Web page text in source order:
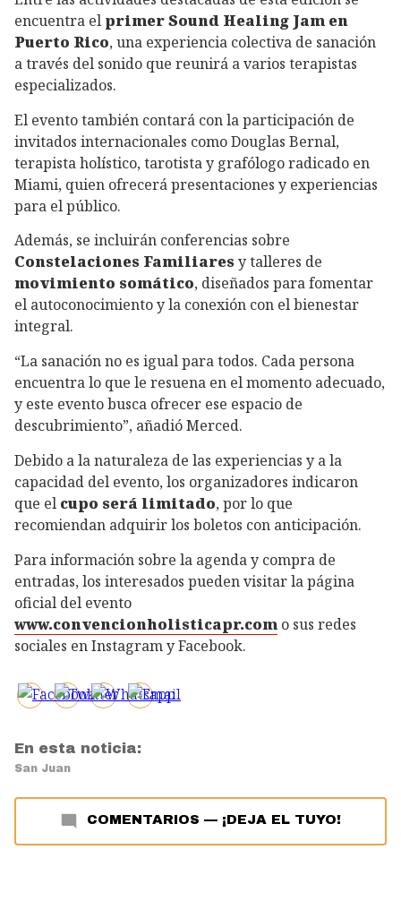
encuentra el primer Sound Healing Jam en
Puerto Rico, una experiencia colectiva de sanación
a través del sonido que reunirá a varios terapistas
especializados.
El evento también contará con la participación de
invitados internacionales como Douglas Bernal,
terapista holístico, tarotista y grafólogo radicado en
Miami, quien ofrecerá presentaciones y experiencias
para el público.
Además, se incluirán conferencias sobre
Constelaciones Familiares y talleres de
movimiento somático, diseñados para fomentar
el autoconocimiento y la conexión con el bienestar
integral.
“La sanación no es igual para todos. Cada persona
encuentra lo que le resuena en el momento adecuado,
y este evento busca ofrecer ese espacio de
descubrimiento”, añadió Merced.
Debido a la naturaleza de las experiencias y a la
capacidad del evento, los organizadores indicaron
que el cupo será limitado, por lo que
recomiendan adquirir los boletos con anticipación.
Para información sobre la agenda y compra de
entradas, los interesados pueden visitar la página
oficial del evento
www.convencionholisticapr.com o sus redes
sociales en Instagram y Facebook.
En esta noticia:
San Juan
COMENTARIOS — ¡DEJA EL TUYO!